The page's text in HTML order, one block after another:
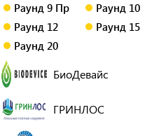
Раунд 9 Пр
Раунд 10
Раунд 12
Раунд 15
Раунд 20
БиоДевайс
ГРИНЛОС